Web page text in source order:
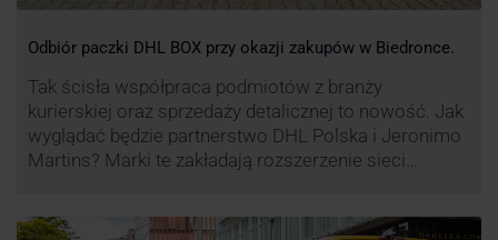
Odbiór paczki DHL BOX przy okazji zakupów w Biedronce.
Tak ścisła współpraca podmiotów z branży
kurierskiej oraz sprzedaży detalicznej to nowość. Jak
wyglądać będzie partnerstwo DHL Polska i Jeronimo
Martins? Marki te zakładają rozszerzenie sieci